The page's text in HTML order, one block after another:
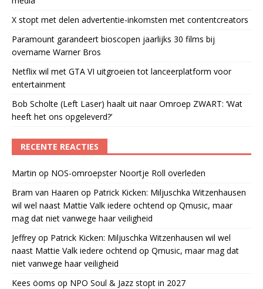
X stopt met delen advertentie-inkomsten met contentcreators
Paramount garandeert bioscopen jaarlijks 30 films bij
overname Warner Bros
Netflix wil met GTA VI uitgroeien tot lanceerplatform voor
entertainment
Bob Scholte (Left Laser) haalt uit naar Omroep ZWART: ‘Wat
heeft het ons opgeleverd?’
RECENTE REACTIES
Martin op NOS-omroepster Noortje Roll overleden
Bram van Haaren op Patrick Kicken: Miljuschka Witzenhausen
wil wel naast Mattie Valk iedere ochtend op Qmusic, maar
mag dat niet vanwege haar veiligheid
Jeffrey op Patrick Kicken: Miljuschka Witzenhausen wil wel
naast Mattie Valk iedere ochtend op Qmusic, maar mag dat
niet vanwege haar veiligheid
Kees öoms op NPO Soul & Jazz stopt in 2027